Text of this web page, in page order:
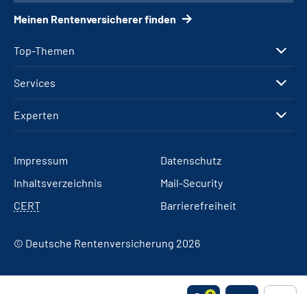
Top-Themen
Services
Experten
Meinen Rentenversicherer finden
Impressum
Datenschutz
Inhaltsverzeichnis
Mail-Security
CERT
Barrierefreiheit
© Deutsche Rentenversicherung 2026